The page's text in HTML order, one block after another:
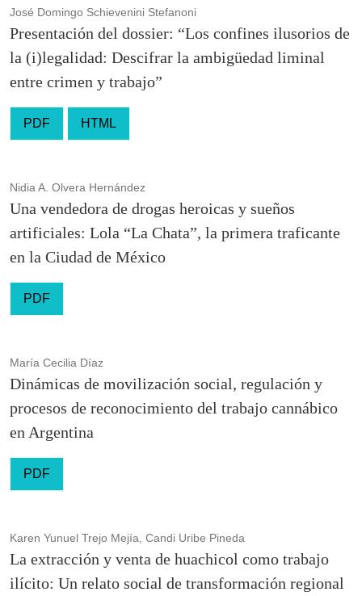
José Domingo Schievenini Stefanoni
Presentación del dossier: “Los confines ilusorios de
la (i)legalidad: Descifrar la ambigüedad liminal
entre crimen y trabajo”
PDF HTML
Nidia A. Olvera Hernández
Una vendedora de drogas heroicas y sueños
artificiales: Lola “La Chata”, la primera traficante
en la Ciudad de México
PDF
María Cecilia Díaz
Dinámicas de movilización social, regulación y
procesos de reconocimiento del trabajo cannábico
en Argentina
PDF
Karen Yunuel Trejo Mejía, Candi Uribe Pineda
La extracción y venta de huachicol como trabajo
ilícito: Un relato social de transformación regional